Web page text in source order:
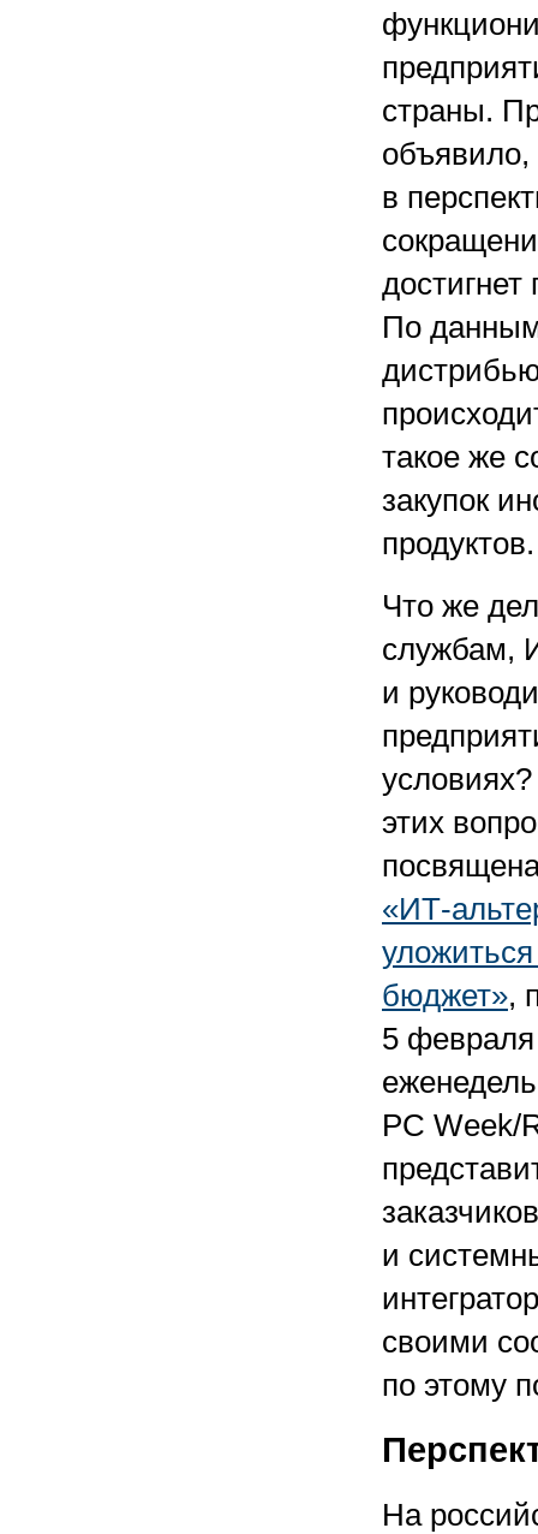
страны.
объявило,
в
достигнет
По
такое же
закупок
продуктов.
Что же
службам,
и
этих
«ИТ-
бюджет»,
5
PC Week/
и
своими
по этому
На